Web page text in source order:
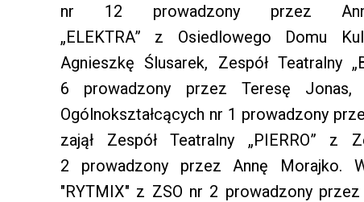
nr 12 prowadzony przez
„ELEKTRA” z Osiedlowego Domu
Agnieszkę Ślusarek, Zespół Teatralny
6 prowadzony przez Teresę Jonas,
Ogólnokształcących nr 1 prowadzony
zajął Zespół Teatralny „PIERRO” z
2 prowadzony przez Annę Morajko.
"RYTMIX" z ZSO nr 2 prowadzony